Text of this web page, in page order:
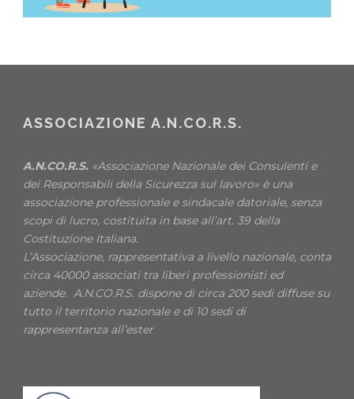
ASSOCIAZIONE A.N.CO.R.S.
A.N.CO.R.S. «Associazione Nazionale dei Consulenti e
dei Responsabili della Sicurezza sul lavoro» è una
associazione professionale e sindacale datoriale, senza
scopi di lucro, costituita in base all’art. 39 della
Costituzione Italiana.
L’Associazione, rappresentativa a livello nazionale, conta
circa 40000 associati tra liberi professionisti ed
aziende. A.N.CO.R.S. dispone di circa 200 sedi diffuse su
tutto il territorio nazionale e di 10 sedi di
rappresentanza all’ester